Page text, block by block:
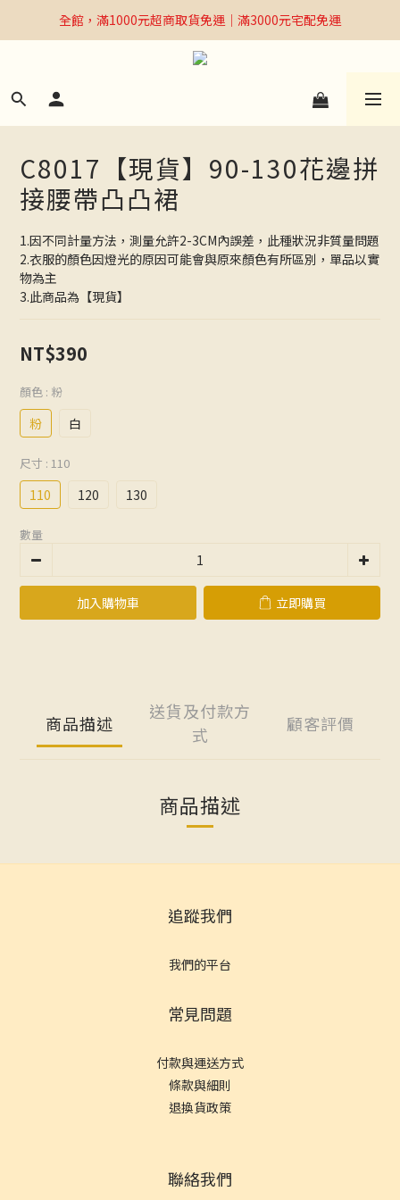
全館，滿1000元超商取貨免運｜滿3000元宅配免運
全館，滿1000元超商取貨免運｜滿3000元宅配免運
Welcome
全館，滿1000元超商取貨免運｜滿3000元宅配免運
C8017【現貨】90-130花邊拼
接腰帶凸凸裙
1.因不同計量方法，測量允許2-3CM內誤差，此種狀況非質量問題
2.衣服的顏色因燈光的原因可能會與原來顏色有所區別，單品以實
物為主
3.此商品為【現貨】
NT$390
顏色 : 粉
粉 白
尺寸 : 110
110 120 130
數量
加入購物車 立即購買
商品描述
送貨及付款方
式
顧客評價
商品描述
追蹤我們
我們的平台
常見問題
付款與運送方式
條款與細則
退換貨政策
聯絡我們